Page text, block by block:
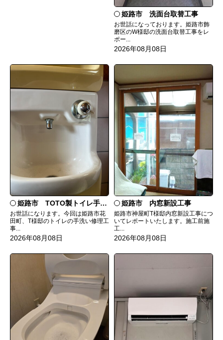
姫路市 洗面台取替工事
お世話になっております。姫路市飾
磨区のW様邸の洗面台取替工事をレ
ポー...
2026年08月08日
姫路市 TOTO製トイレ手洗いの水漏れ修理
お世話になります。今回は姫路市花
田町、T様邸のトイレの手洗い修理工
事...
2026年08月08日
姫路市 内窓新設工事
姫路市神屋町T様邸内窓新設工事につ
いてレポートいたします。施工前施
工...
2026年08月08日